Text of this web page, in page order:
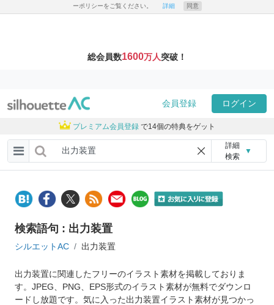
ーポリシーをご覧ください。 詳細 同意
総会員数1600万人突破！
会員登録 ログイン
プレミアム会員登録 で14個の特典をゲット
詳細
検索
▼
検索語句 : 出力装置
シルエットAC 出力装置
出力装置に関連したフリーのイラスト素材を掲載しておりま
す。JPEG、PNG、EPS形式のイラスト素材が無料でダウンロ
ードし放題です。気に入った出力装置イラスト素材が見つかっ